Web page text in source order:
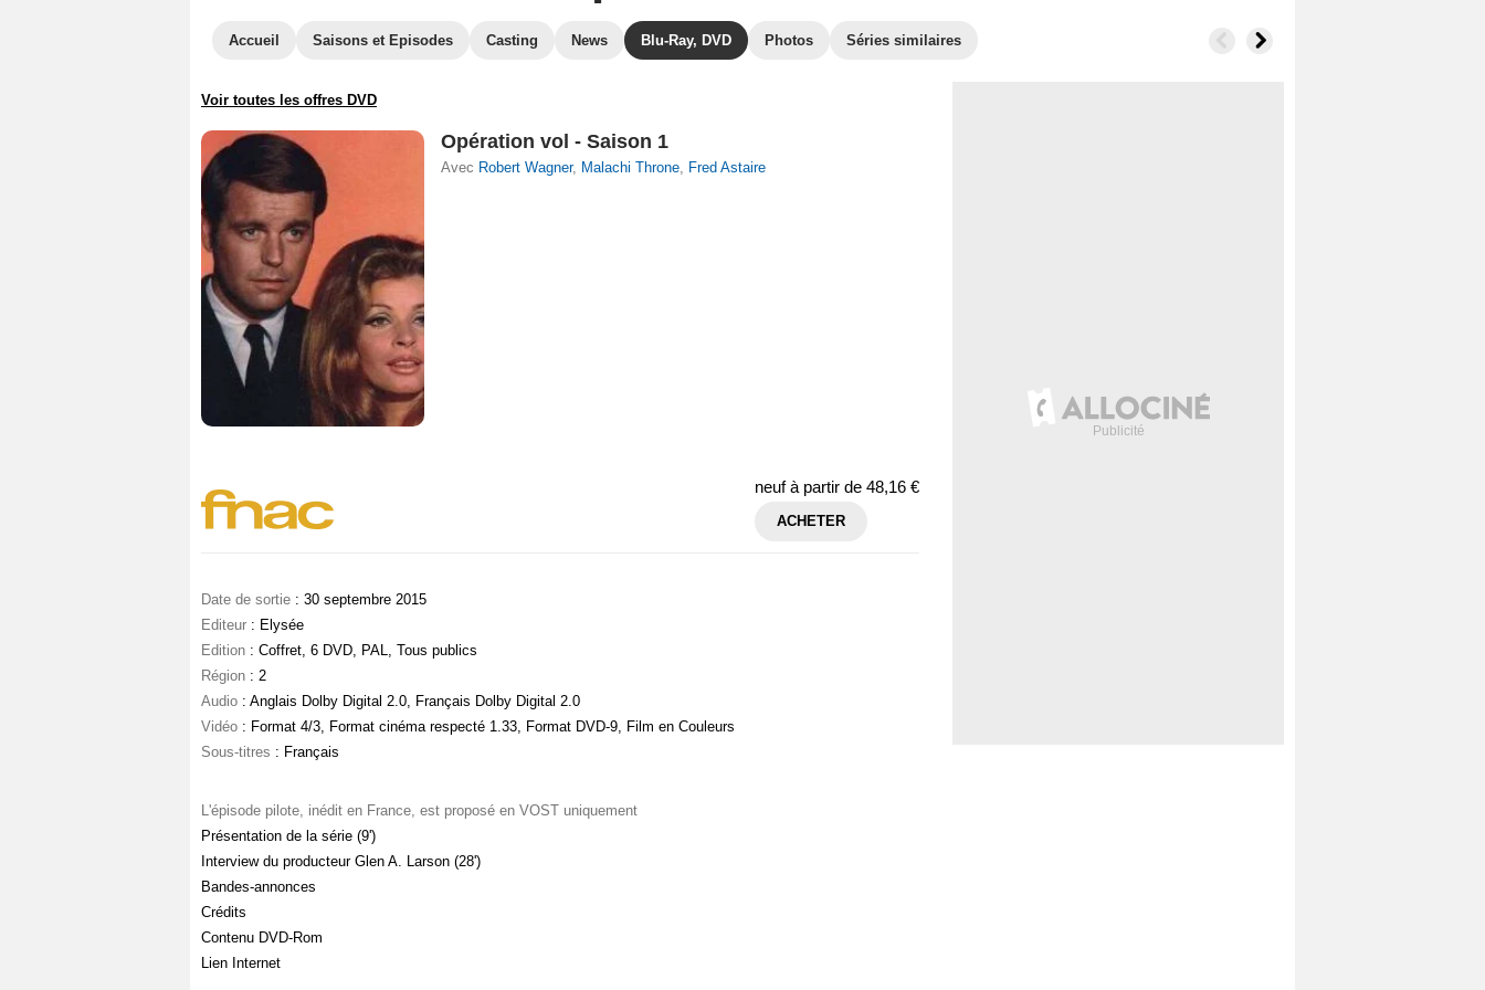
Accueil Saisons et Episodes Casting News Blu-Ray, DVD Photos Séries similaires
Voir toutes les offres DVD
Opération vol - Saison 1
Avec Robert Wagner, Malachi Throne, Fred Astaire
neuf à partir de 48,16 €
ACHETER
Date de sortie : 30 septembre 2015
Editeur : Elysée
Edition : Coffret, 6 DVD, PAL, Tous publics
Région : 2
Audio : Anglais Dolby Digital 2.0, Français Dolby Digital 2.0
Vidéo : Format 4/3, Format cinéma respecté 1.33, Format DVD-9, Film en Couleurs
Sous-titres : Français
L'épisode pilote, inédit en France, est proposé en VOST uniquement
Présentation de la série (9')
Interview du producteur Glen A. Larson (28')
Bandes-annonces
Crédits
Contenu DVD-Rom
Lien Internet